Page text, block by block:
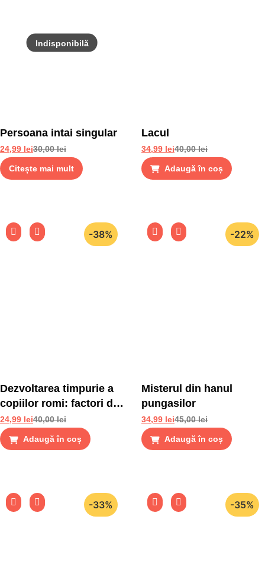
Persoana intai singular
30,00lei
24,99 lei
Citește mai mult
Lacul
40,00lei
34,99 lei
Adaugă în coș
-38%
Dezvoltarea timpurie a
copiilor romi: factori de
risc si factori de
protectie
40,00lei
24,99 lei
Adaugă în coș
-22%
Misterul din hanul
pungasilor
45,00lei
34,99 lei
Adaugă în coș
-33% -35%